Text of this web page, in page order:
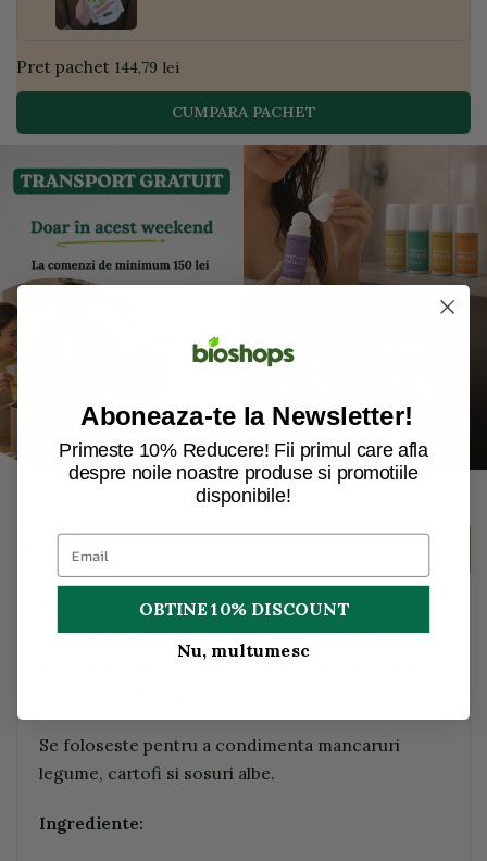
Pret pachet 144,79 lei
CUMPARA PACHET
Descriere
Nucsoara are un gust cald, picant, aromat.
Arborele tropical creste doar in anumite locuri dar
Se foloseste pentru a condimenta mancaruri
legume, cartofi si sosuri albe.
Ingrediente:
Aboneaza-te la Newsletter!
Primeste 10% Reducere! Fii primul care afla
despre noile noastre produse si promotiile
disponibile!
OBTINE 10% DISCOUNT
Nu, multumesc